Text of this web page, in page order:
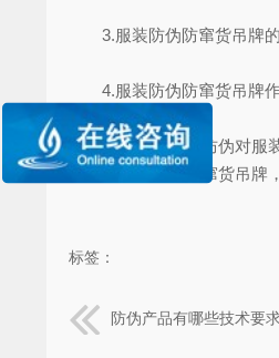
3.服装防伪防窜货吊牌的
4.服装防伪防窜货吊牌作
综上就是尚源防伪对服装
运用了服装防伪防窜货吊
标签：
防伪产品有哪些技术要